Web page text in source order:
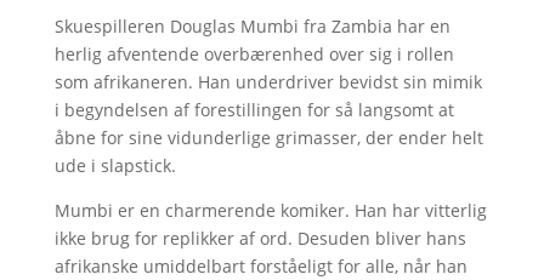
Skuespilleren Douglas Mumbi fra Zambia har en
herlig afventende overbærenhed over sig i rollen
som afrikaneren. Han underdriver bevidst sin mimik
i begyndelsen af forestillingen for så langsomt at
åbne for sine vidunderlige grimasser, der ender helt
ude i slapstick.
Mumbi er en charmerende komiker. Han har vitterlig
ikke brug for replikker af ord. Desuden bliver hans
afrikanske umiddelbart forståeligt for alle, når han